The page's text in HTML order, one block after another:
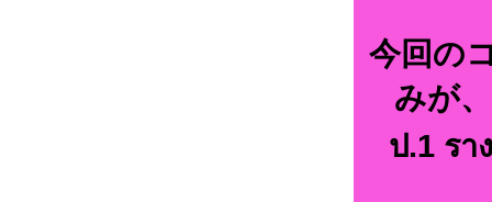
今回の
みが
ป.1 ร